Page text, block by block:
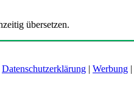
übersetzen.
Datenschutzerklärung | Werbung |